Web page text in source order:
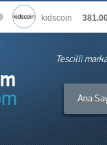
kidscoin
Tescilli
Ana